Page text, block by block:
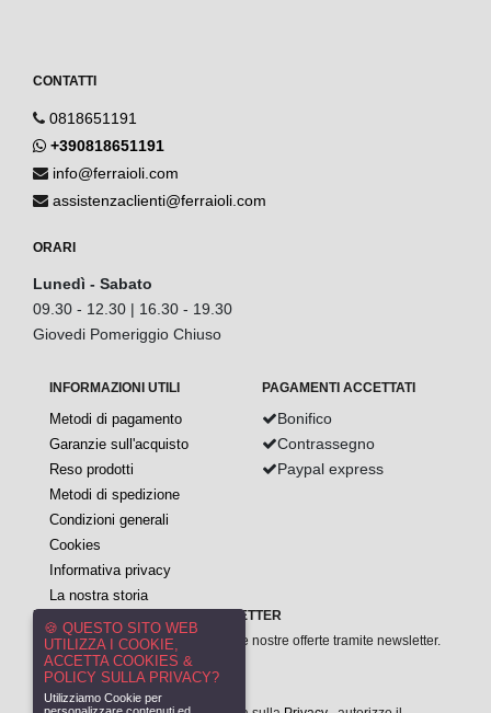
CONTATTI
0818651191
+390818651191
info@ferraioli.com
assistenzaclienti@ferraioli.com
ORARI
Lunedì - Sabato
09.30 - 12.30 | 16.30 - 19.30
Giovedi Pomeriggio Chiuso
INFORMAZIONI UTILI
Metodi di pagamento
Garanzie sull'acquisto
Reso prodotti
Metodi di spedizione
Condizioni generali
Cookies
Informativa privacy
La nostra storia
PAGAMENTI ACCETTATI
Bonifico
Contrassegno
Paypal express
ISCRIVITI ALLA NOSTRA NEWSLETTER
Inserisci la tua E-mail per ricevere le nostre offerte tramite newsletter.
🍪 QUESTO SITO WEB
UTILIZZA I COOKIE,
ACCETTA COOKIES &
POLICY SULLA PRIVACY?
Utilizziamo Cookie per